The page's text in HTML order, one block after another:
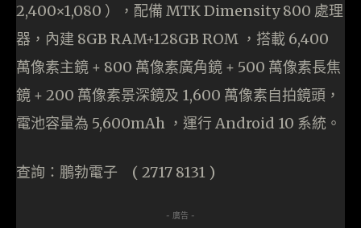
2,400×1,080 ），配備 MTK Dimensity 800 處理
器，內建 8GB RAM+128GB ROM ，搭載 6,400
萬像素主鏡 + 800 萬像素廣角鏡 + 500 萬像素長焦
鏡 + 200 萬像素景深鏡及 1,600 萬像素自拍鏡頭，
電池容量為 5,600mAh ，運行 Android 10 系統。
查詢：鵬勃電子 ( 2717 8131 )
- 廣告 -